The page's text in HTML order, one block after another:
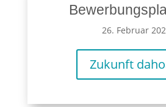
26. Februar
Zukunft